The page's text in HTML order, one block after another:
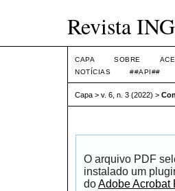
Revista
CAPA SOBRE
NOTÍCIAS
##API##
Capa > v. 6, n. 3 (2022) >
O arquivo PDF
instalado um
doAdobe Acrobat